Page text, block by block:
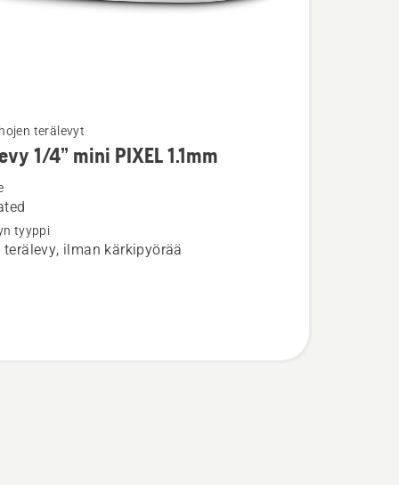
terälevyt
1/4” mini PIXEL 1.1mm
tyyppi
terälevy, ilman kärkipyörää